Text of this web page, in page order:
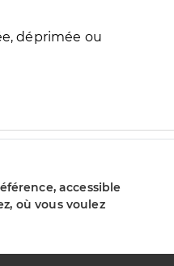
déprimée ou
accessible
où vous voulez